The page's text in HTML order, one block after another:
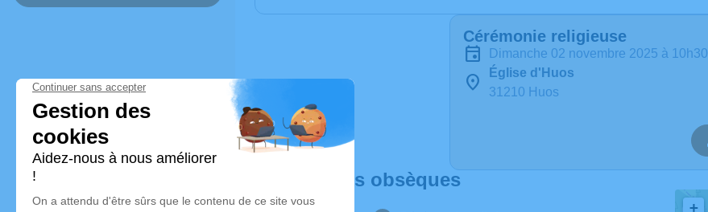
Cérémonie religieuse
dimanche 02 novembre 2025 à 10h30
Église d'Huos
31210 Huos
Déroulé des obsèques
+